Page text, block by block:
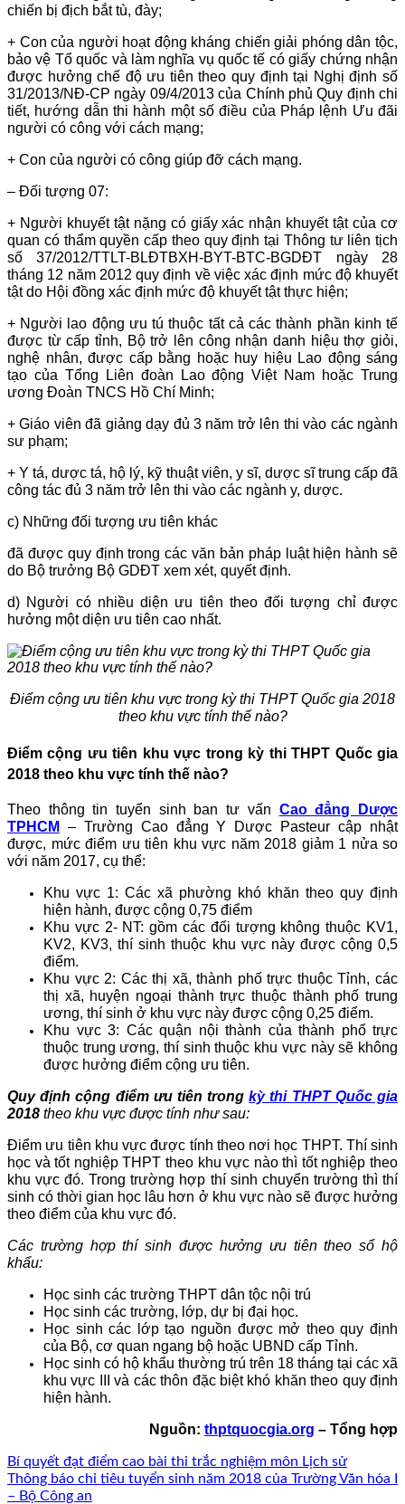
chiến bị địch bắt tù, đày;
+ Con của người hoạt động kháng chiến giải phóng dân tộc,
bảo vệ Tổ quốc và làm nghĩa vụ quốc tế có giấy chứng nhận
được hưởng chế độ ưu tiên theo quy định tại Nghị định số
31/2013/NĐ-CP ngày 09/4/2013 của Chính phủ Quy định chi
tiết, hướng dẫn thi hành một số điều của Pháp lệnh Ưu đãi
người có công với cách mạng;
+ Con của người có công giúp đỡ cách mạng.
– Đối tượng 07:
+ Người khuyết tật nặng có giấy xác nhận khuyết tật của cơ
quan có thẩm quyền cấp theo quy định tại Thông tư liên tịch
số 37/2012/TTLT-BLĐTBXH-BYT-BTC-BGDĐT ngày 28
tháng 12 năm 2012 quy định về việc xác định mức độ khuyết
tật do Hội đồng xác định mức độ khuyết tật thực hiện;
+ Người lao động ưu tú thuộc tất cả các thành phần kinh tế
được từ cấp tỉnh, Bộ trở lên công nhận danh hiệu thợ giỏi,
nghệ nhân, được cấp bằng hoặc huy hiệu Lao động sáng
tạo của Tổng Liên đoàn Lao động Việt Nam hoặc Trung
ương Đoàn TNCS Hồ Chí Minh;
+ Giáo viên đã giảng dạy đủ 3 năm trở lên thi vào các ngành
sư phạm;
+ Y tá, dược tá, hộ lý, kỹ thuật viên, y sĩ, dược sĩ trung cấp đã
công tác đủ 3 năm trở lên thi vào các ngành y, dược.
c) Những đối tượng ưu tiên khác
đã được quy định trong các văn bản pháp luật hiện hành sẽ
do Bộ trưởng Bộ GDĐT xem xét, quyết định.
d) Người có nhiều diện ưu tiên theo đối tượng chỉ được
hưởng một diện ưu tiên cao nhất.
Điểm cộng ưu tiên khu vực trong kỳ thi THPT Quốc gia 2018
theo khu vực tính thế nào?
Điểm cộng ưu tiên khu vực trong kỳ thi THPT Quốc gia
2018 theo khu vực tính thế nào?
Theo thông tin tuyển sinh ban tư vấn Cao đẳng Dược
TPHCM
– Trường Cao đẳng Y Dược Pasteur cập nhật
được, mức điểm ưu tiên khu vực năm 2018 giảm 1 nửa so
với năm 2017, cụ thể:
Khu vực 1: Các xã phường khó khăn theo quy định
hiện hành, được cộng 0,75 điểm
Khu vực 2- NT: gồm các đối tượng không thuộc KV1,
KV2, KV3, thí sinh thuộc khu vực này được cộng 0,5
điểm.
Khu vực 2: Các thị xã, thành phố trực thuộc Tỉnh, các
thị xã, huyện ngoại thành trực thuộc thành phố trung
ương, thí sinh ở khu vực này được cộng 0,25 điểm.
Khu vực 3: Các quận nội thành của thành phố trực
thuộc trung ương, thí sinh thuộc khu vực này sẽ không
được hưởng điểm cộng ưu tiên.
Quy định cộng điểm ưu tiên trongkỳ thi THPT Quốc gia
2018 theo khu vực được tính như sau:
Điểm ưu tiên khu vực được tính theo nơi học THPT. Thí sinh
học và tốt nghiệp THPT theo khu vực nào thì tốt nghiệp theo
khu vực đó. Trong trường hợp thí sinh chuyển trường thì thí
sinh có thời gian học lâu hơn ở khu vực nào sẽ được hưởng
theo điểm của khu vực đó.
Các trường hợp thí sinh được hưởng ưu tiên theo sổ hộ
khẩu:
Học sinh các trường THPT dân tộc nội trú
Học sinh các trường, lớp, dự bị đại học.
Học sinh các lớp tạo nguồn được mở theo quy định
của Bộ, cơ quan ngang bộ hoặc UBND cấp Tỉnh.
Học sinh có hộ khẩu thường trú trên 18 tháng tại các xã
khu vực III và các thôn đặc biệt khó khăn theo quy định
hiện hành.
Nguồn: thptquocgia.org – Tổng hợp
Bí quyết đạt điểm cao bài thi trắc nghiệm môn Lịch sử
Thông báo chỉ tiêu tuyển sinh năm 2018 của Trường Văn hóa I
– Bộ Công an